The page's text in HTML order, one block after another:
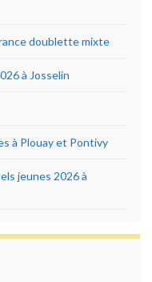
doublette mixte
à Josselin
à Plouay et Pontivy
jeunes 2026 à